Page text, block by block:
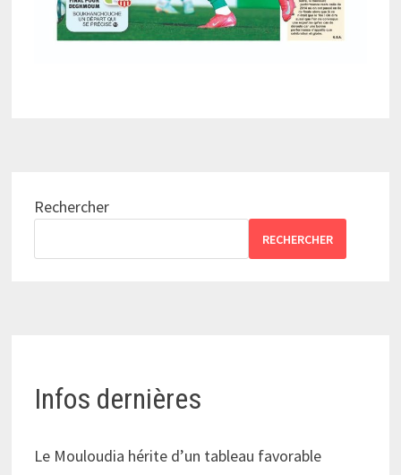
Rechercher
RECHERCHER
Infos dernières
Le Mouloudia hérite d’un tableau favorable